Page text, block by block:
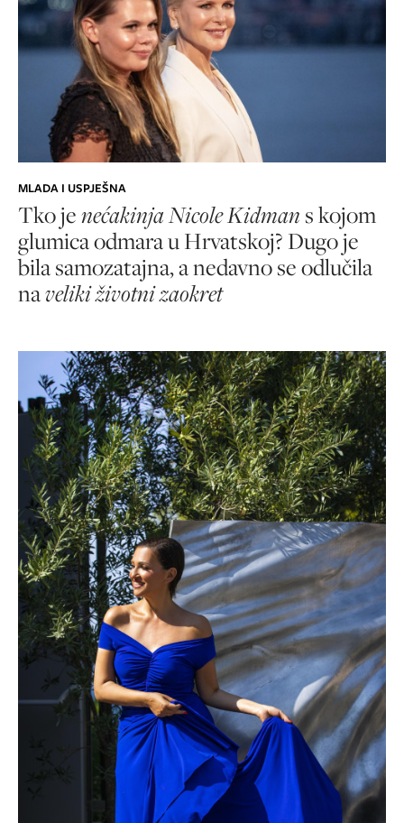
MLADA I USPJEŠNA
Tko jenećakinja Nicole Kidmans kojom
glumica odmara u Hrvatskoj? Dugo je
bila samozatajna, a nedavno se odlučila
naveliki životni zaokret